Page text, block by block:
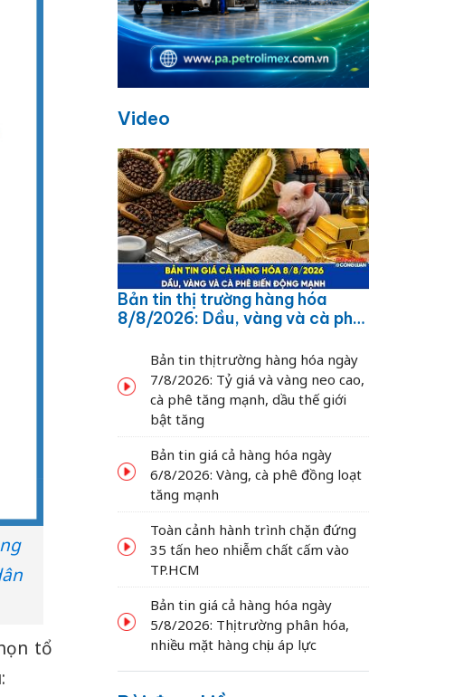
tổ
Video
Bản tin thị trường hàng hóa
8/8/2026: Dầu, vàng và cà phê
Bản tin thị trường hàng hóa ngày
7/8/2026: Tỷ giá và vàng neo cao,
cà phê tăng mạnh, dầu thế giới
bật tăng
Bản tin giá cả hàng hóa ngày
6/8/2026: Vàng, cà phê đồng loạt
tăng mạnh
Toàn cảnh hành trình chặn đứng
35 tấn heo nhiễm chất cấm vào
TP.HCM
Bản tin giá cả hàng hóa ngày
5/8/2026: Thị trường phân hóa,
nhiều mặt hàng chịu áp lực